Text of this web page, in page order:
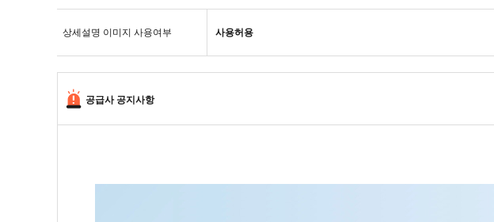
상세설명 이미지 사용여부 사용허용
공급사 공지사항